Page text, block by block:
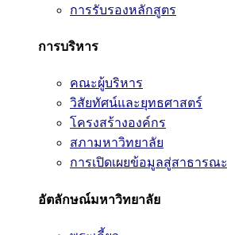
การรับรองหลักสูตร
การบริหาร
คณะผู้บริหาร
วิสัยทัศน์และยุทธศาสตร์
โครงสร้างองค์กร
สภามหาวิทยาลัย
การเปิดเผยข้อมูลสู่สาธารณะ
อัตลักษณ์มหาวิทยาลัย